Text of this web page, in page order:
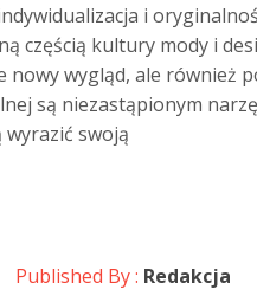
i
częścią kultury mody i
nowy wygląd, ale również
są niezastąpionym
swoją
Published By : Redakcja